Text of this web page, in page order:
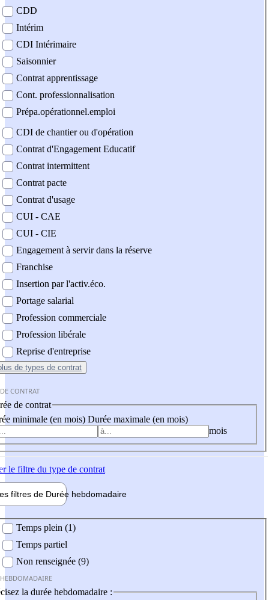
CDD
Intérim
CDI Intérimaire
Saisonnier
Contrat apprentissage
Cont. professionnalisation
Prépa.opérationnel.emploi
CDI de chantier ou d'opération
Contrat d'Engagement Educatif
Contrat intermittent
Contrat pacte
Contrat d'usage
CUI - CAE
CUI - CIE
Engagement à servir dans la réserve
Franchise
Insertion par l'activ.éco.
Portage salarial
Profession commerciale
Profession libérale
Reprise d'entreprise
de types de contrat
CONTRAT
de contrat
minimale (en mois) Durée maximale (en mois)
mois
le filtre du type de contrat
filtres de Durée hebdomadaire
Temps plein (1)
Temps partiel
Non renseignée (9)
la durée hebdomadaire :